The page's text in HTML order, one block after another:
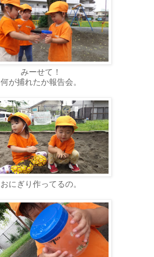
みーせて！
何が捕れたか報告会。
おにぎり作ってるの。